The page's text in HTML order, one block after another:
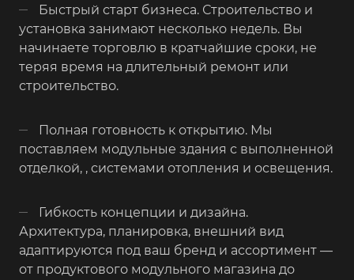
Быстрый старт бизнеса. Строительство и
установка занимают несколько недель. Вы
начинаете торговлю в кратчайшие сроки, не
теряя время на длительный ремонт или
строительство.
Полная готовность к открытию. Мы
поставляем модульные здания с выполненной
отделкой, , системами отопления и освещения.
Гибкость концепции и дизайна.
Архитектура, планировка, внешний вид
адаптируются под ваш бренд и ассортимент —
от продуктового модульного магазина до